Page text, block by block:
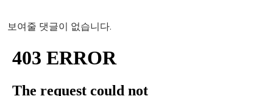
보여줄 댓글이 없습니다.